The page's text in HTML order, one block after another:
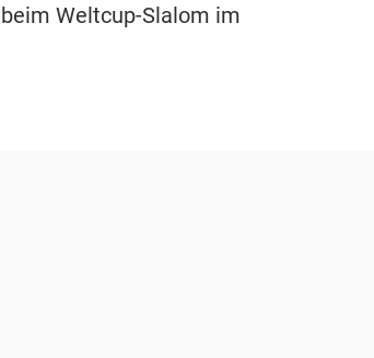
Weltcup-Slalom im